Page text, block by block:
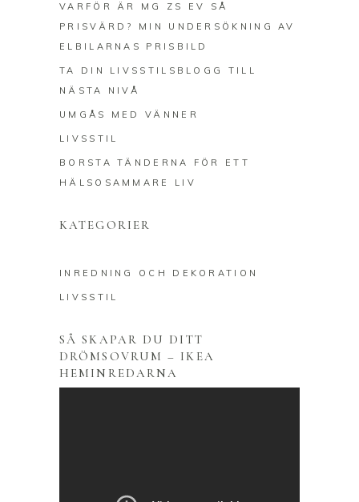
VARFÖR ÄR MG ZS EV SÅ
PRISVÄRD? MIN UNDERSÖKNING AV
ELBILARNAS PRISBILD
TA DIN LIVSSTILSBLOGG TILL
NÄSTA NIVÅ
UMGÅS MED VÄNNER
LIVSSTIL
BORSTA TÄNDERNA FÖR ETT
HÄLSOSAMMARE LIV
KATEGORIER
INREDNING OCH DEKORATION
LIVSSTIL
SÅ SKAPAR DU DITT
DRÖMSOVRUM – IKEA
HEMINREDARNA